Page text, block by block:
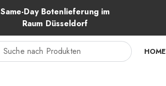
Same-Day Botenlieferung im
Raum Düsseldorf
HOME